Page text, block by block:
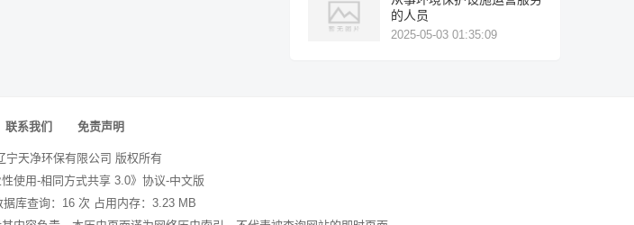
的人员
2025-05-03 01:35:09
联系我们 免责声明
宁天净环保有限公司 版权所有
使用-相同方式共享 3.0》协议-中文版
库查询：16 次 占用内存：3.23 MB